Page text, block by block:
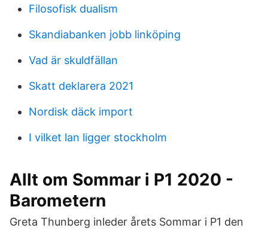
Filosofisk dualism
Skandiabanken jobb linköping
Vad är skuldfällan
Skatt deklarera 2021
Nordisk däck import
I vilket lan ligger stockholm
Allt om Sommar i P1 2020 -
Barometern
Greta Thunberg inleder årets Sommar i P1 den